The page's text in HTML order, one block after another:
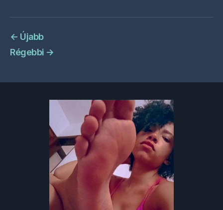
← Újabb
Régebbi →